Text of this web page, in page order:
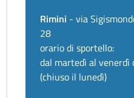
Rimini - via
28
orario di sportello:
dal martedì al venerdì
(chiuso il lunedì)